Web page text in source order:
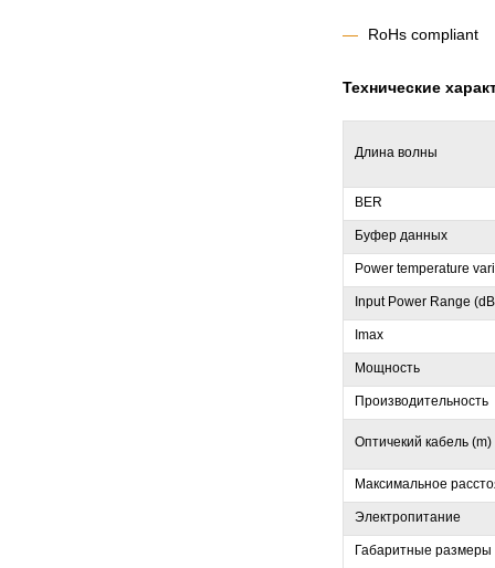
RoHs compliant
Технические
Длина волны
BER
Буфер данных
Power temperature
Input Power Range
Imax
Мощность
Производительность
Оптичекий кабель (m)
Максимальное
Электропитание
Габаритные размеры